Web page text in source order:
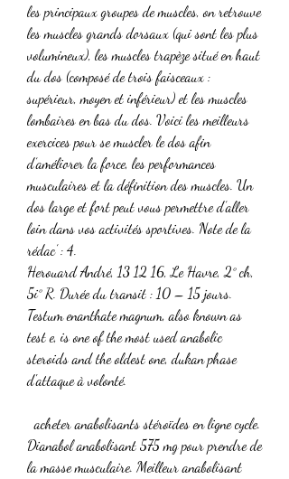
les principaux groupes de muscles, on retrouve
les muscles grands dorsaux (qui sont les plus
volumineux), les muscles trapèze situé en haut
du dos (composé de trois faisceaux :
supérieur, moyen et inférieur) et les muscles
lombaires en bas du dos. Voici les meilleurs
exercices pour se muscler le dos afin
d’améliorer la force, les performances
musculaires et la définition des muscles. Un
dos large et fort peut vous permettre d’aller
loin dans vos activités sportives. Note de la
rédac’ : 4.
Herouard André, 13 12 16, Le Havre, 2° ch,
5i° R. Durée du transit : 10 – 15 jours.
Testum enanthate magnum, also known as
test e, is one of the most used anabolic
steroids and the oldest one, dukan phase
d'attaque à volonté.
  acheter anabolisants stéroïdes en ligne cycle.
Dianabol anabolisant 575 mg pour prendre de
la masse musculaire. Meilleur anabolisant